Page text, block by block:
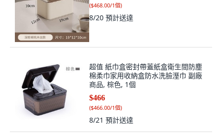
($468.00/1個)
8/20 預計送達
超值 紙巾盒密封帶蓋紙盒衛生間防塵
棉柔巾家用收納盒防水洗臉溼巾 副廠
商品, 棕色, 1個
$466
($466.00/1個)
8/21 預計送達